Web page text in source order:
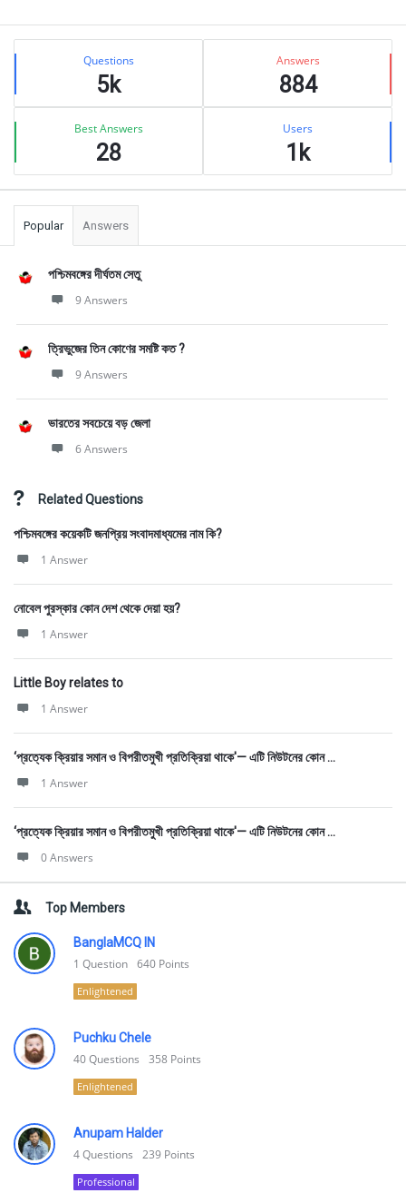
Sidebar
Stats Questions
5k
Answers
884
Best Answers
28
Users
1k
Popular Answers
পশ্চিমবঙ্গের দীর্ঘতম সেতু
9 Answers
ত্রিভুজের তিন কোণের সমষ্টি কত ?
9 Answers
ভারতের সবচেয়ে বড় জেলা
6 Answers
Related Questions
পশ্চিমবঙ্গের কয়েকটি জনপ্রিয় সংবাদমাধ্যমের নাম কি?
1 Answer
নোবেল পুরস্কার কোন দেশ থেকে দেয়া হয়?
1 Answer
Little Boy relates to
1 Answer
‘প্রত্যেক ক্রিয়ার সমান ও বিপরীতমুখী প্রতিক্রিয়া থাকে'— এটি নিউটনের কোন ...
1 Answer
‘প্রত্যেক ক্রিয়ার সমান ও বিপরীতমুখী প্রতিক্রিয়া থাকে'— এটি নিউটনের কোন ...
0 Answers
Top Members
BanglaMCQ IN
1 Question 640 Points
Enlightened
Puchku Chele
40Questions 358 Points
Enlightened
Anupam Halder
4Questions 239 Points
Professional